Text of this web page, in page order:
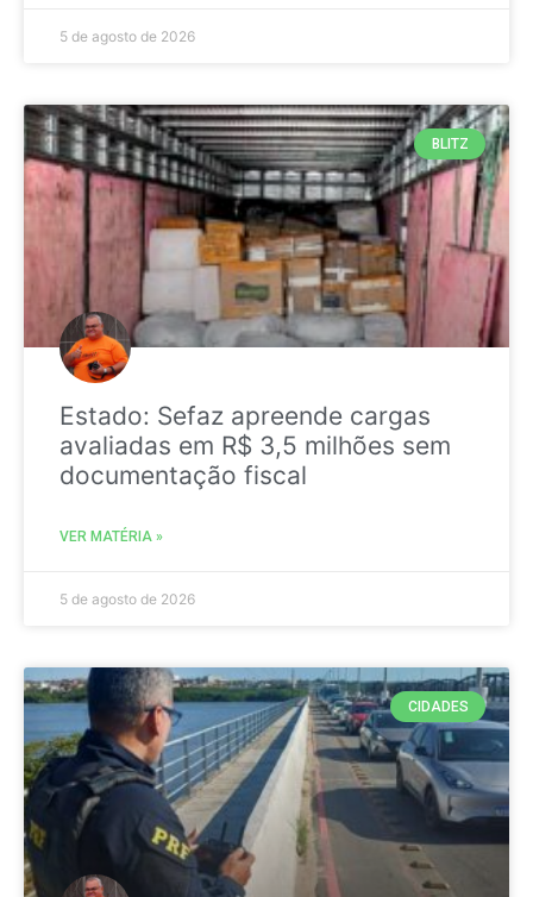
5 de agosto de 2026
BLITZ
Estado: Sefaz apreende cargas
avaliadas em R$ 3,5 milhões sem
documentação fiscal
VER MATÉRIA »
5 de agosto de 2026
CIDADES